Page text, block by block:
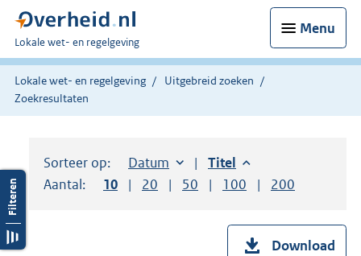
Menu
U
bent
hier:
Lokale wet- en regelgeving
Lokale wet- en regelgeving
Uitgebreid zoeken
Zoekresultaten
Sorteer op: Sorteer op:
Datum aflopendSorteer op:
Titel aflopend
Aantal:
Toon
10 resultaten per pagina
Toon
20 resultaten per pagina
Toon
50 resultaten per pagina
Toon
100 resultaten per
Toon
200
Download